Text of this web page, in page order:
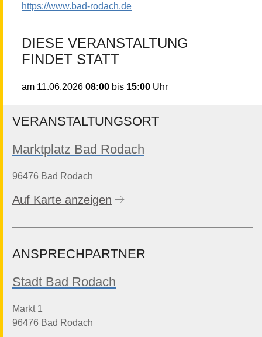
https://www.bad-rodach.de
DIESE VERANSTALTUNG
FINDET STATT
am 11.06.202608:00 bis 15:00 Uhr
VERANSTALTUNGSORT
Marktplatz Bad Rodach
96476 Bad Rodach
Auf Karte anzeigen
ANSPRECHPARTNER
Stadt Bad Rodach
Markt 1
96476 Bad Rodach